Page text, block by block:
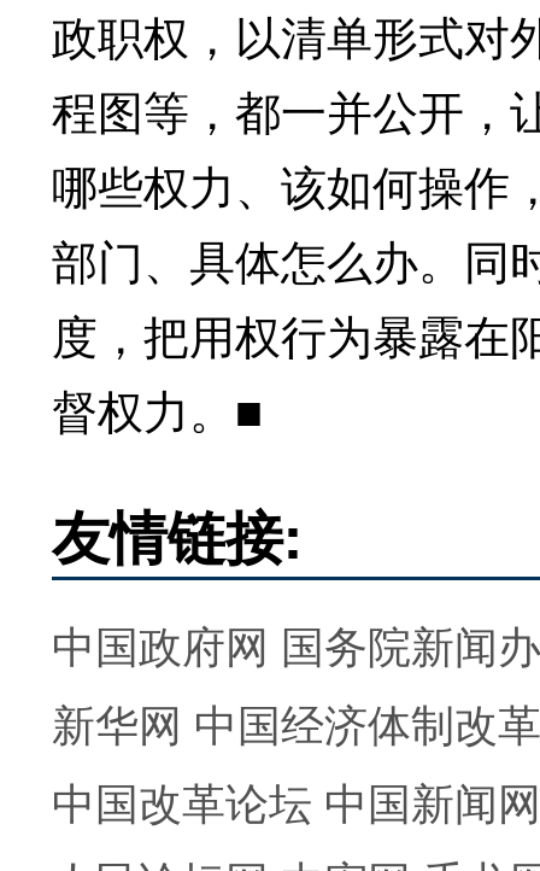
政职权，以清单形式对
程图等，都一并公开，
哪些权力、该如何操作
部门、具体怎么办。同
度，把用权行为暴露在
督权力。■
友情链接:
中国政府网 国务院新闻
新华网 中国经济体制改
中国改革论坛 中国新闻网